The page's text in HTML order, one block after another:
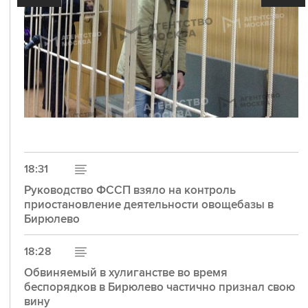
18:31
Руководство ФССП взяло на контроль
приостановление деятельности овощебазы в
Бирюлево
18:28
Обвиняемый в хулиганстве во время
беспорядков в Бирюлево частично признал свою
вину
ГОРЯЧО-ХОЛОДНО
обновляются один за другим. Глобальное
потепление затронуло и Москву, хотя
лето-2026 обходится без экстремальных
сценариев. Жители столицы уже привыкли к
зимам без морозов и тропическим ливням, но
климат и к каким аномалиям готовиться городу
– рассказываем в новом лонгриде.